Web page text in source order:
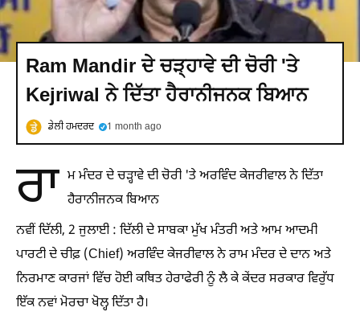
Ram Mandir ਦੇ ਚੜ੍ਹਾਵੇ ਦੀ ਚੋਰੀ 'ਤੇ
Kejriwal ਨੇ ਦਿੱਤਾ ਹੈਰਾਨੀਜਨਕ ਬਿਆਨ
ਡੇਲੀ ਹਮਦਰਦ 1 month ago
ਰਾ ਮ ਮੰਦਰ ਦੇ ਚੜ੍ਹਾਵੇ ਦੀ ਚੋਰੀ 'ਤੇ ਅਰਵਿੰਦ ਕੇਜਰੀਵਾਲ ਨੇ ਦਿੱਤਾ
ਹੈਰਾਨੀਜਨਕ ਬਿਆਨ
ਨਵੀਂ ਦਿੱਲੀ, 2 ਜੁਲਾਈ : ਦਿੱਲੀ ਦੇ ਸਾਬਕਾ ਮੁੱਖ ਮੰਤਰੀ ਅਤੇ ਆਮ ਆਦਮੀ
ਪਾਰਟੀ ਦੇ ਚੀਫ਼ (Chief) ਅਰਵਿੰਦ ਕੇਜਰੀਵਾਲ ਨੇ ਰਾਮ ਮੰਦਰ ਦੇ ਦਾਨ ਅਤੇ
ਨਿਰਮਾਣ ਕਾਰਜਾਂ ਵਿੱਚ ਹੋਈ ਕਥਿਤ ਹੇਰਾਫੇਰੀ ਨੂੰ ਲੈ ਕੇ ਕੇਂਦਰ ਸਰਕਾਰ ਵਿਰੁੱਧ
ਇੱਕ ਨਵਾਂ ਮੋਰਚਾ ਖੋਲ੍ਹ ਦਿੱਤਾ ਹੈ।